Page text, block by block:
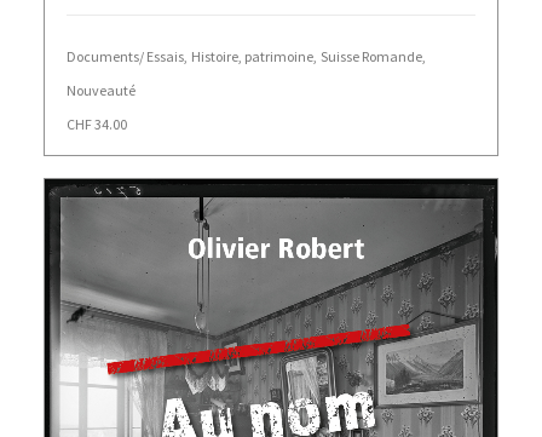
Documents/ Essais Histoire, patrimoine Suisse Romande
Nouveauté
CHF34.00